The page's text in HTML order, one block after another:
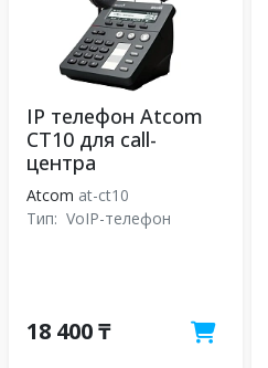
IP телефон Atcom
CT10 для call-
центра
Atcom at-ct10
Тип: VoIP-телефон
18 400 ₸